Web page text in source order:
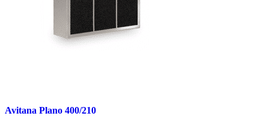
Avitana Plano 400/210